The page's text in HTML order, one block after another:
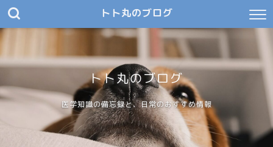
トト丸のブログ
トト丸のブログ
医学知識の備忘録と、日常のおすすめ情報